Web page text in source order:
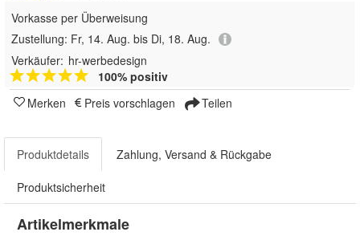
Vorkasse per Überweisung
Zustellung: Fr, 14. Aug. bis Di, 18. Aug.
Verkäufer: hr-werbedesign
100% positiv
Merken
Preis vorschlagen Teilen
Produktdetails Zahlung, Versand & Rückgabe
Produktsicherheit
Artikelmerkmale